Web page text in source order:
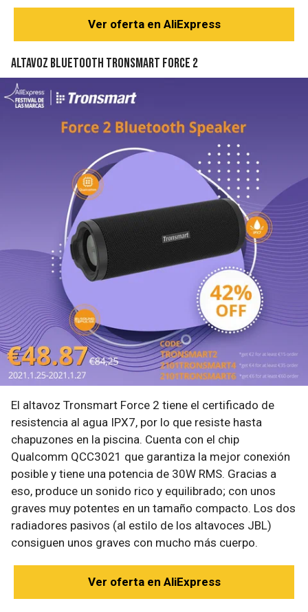
Ver oferta en AliExpress
Altavoz Bluetooth Tronsmart Force 2
El altavoz Tronsmart Force 2 tiene el certificado de
resistencia al agua IPX7, por lo que resiste hasta
chapuzones en la piscina. Cuenta con el chip
Qualcomm QCC3021 que garantiza la mejor conexión
posible y tiene una potencia de 30W RMS. Gracias a
eso, produce un sonido rico y equilibrado; con unos
graves muy potentes en un tamaño compacto. Los dos
radiadores pasivos (al estilo de los altavoces JBL)
consiguen unos graves con mucho más cuerpo.
Ver oferta en AliExpress